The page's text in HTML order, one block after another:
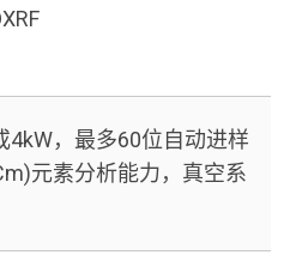
4kW，最多60位自动进样
元素分析能力，真空系